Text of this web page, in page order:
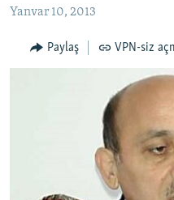
FƏRQƏ BAX
QANUNI DOĞRU
FOTOQALEREYA
İNFOQRAFIKA
AZƏRBAYCAN ƏDƏBIYYATI
HAQQIMIZDA
MISSIYAMIZ
Yanvar 10, 2013
Paylaş VPN-siz